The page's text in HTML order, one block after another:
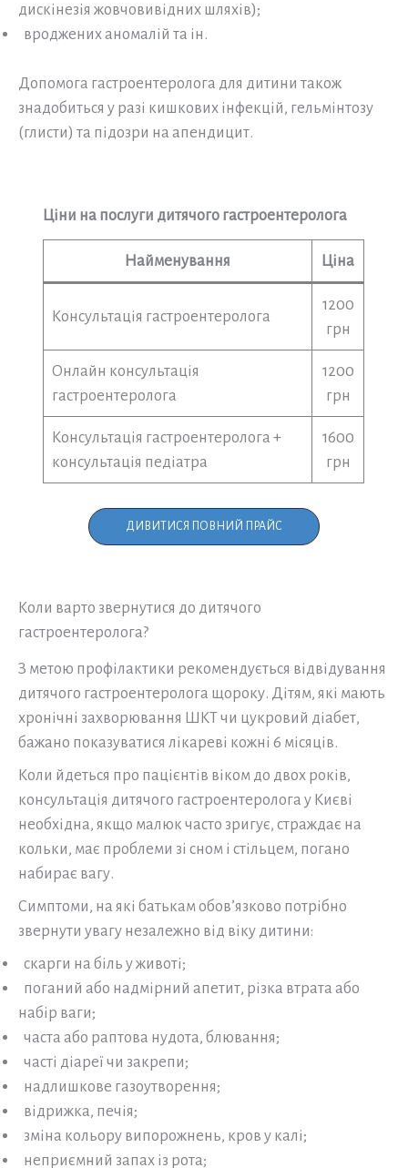
дискінезія жовчовивідних шляхів);
вроджених аномалій та ін.
Допомога гастроентеролога для дитини також
знадобиться у разі кишкових інфекцій, гельмінтозу
(глисти) та підозри на апендицит.
Ціни на послуги дитячого гастроентеролога
Найменування Ціна
Консультація гастроентеролога
1200
грн
Онлайн консультація
гастроентеролога
1200
грн
Консультація гастроентеролога +
консультація педіатра
1600
грн
ДИВИТИСЯ ПОВНИЙ ПРАЙС
Коли варто звернутися до дитячого
гастроентеролога?
З метою профілактики рекомендується відвідування
дитячого гастроентеролога щороку. Дітям, які мають
хронічні захворювання ШКТ чи цукровий діабет,
бажано показуватися лікареві кожні 6 місяців.
Коли йдеться про пацієнтів віком до двох років,
консультація дитячого гастроентеролога у Києві
необхідна, якщо малюк часто зригує, страждає на
кольки, має проблеми зі сном і стільцем, погано
набирає вагу.
Симптоми, на які батькам обов’язково потрібно
звернути увагу незалежно від віку дитини:
скарги на біль у животі;
поганий або надмірний апетит, різка втрата або
набір ваги;
часта або раптова нудота, блювання;
часті діареї чи закрепи;
надлишкове газоутворення;
відрижка, печія;
зміна кольору випорожнень, кров у калі;
неприємний запах із рота;